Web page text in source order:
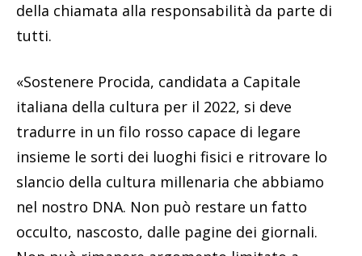
della chiamata alla responsabilità da parte di
tutti.
«Sostenere Procida, candidata a Capitale
italiana della cultura per il 2022, si deve
tradurre in un filo rosso capace di legare
insieme le sorti dei luoghi fisici e ritrovare lo
slancio della cultura millenaria che abbiamo
nel nostro DNA. Non può restare un fatto
occulto, nascosto, dalle pagine dei giornali.